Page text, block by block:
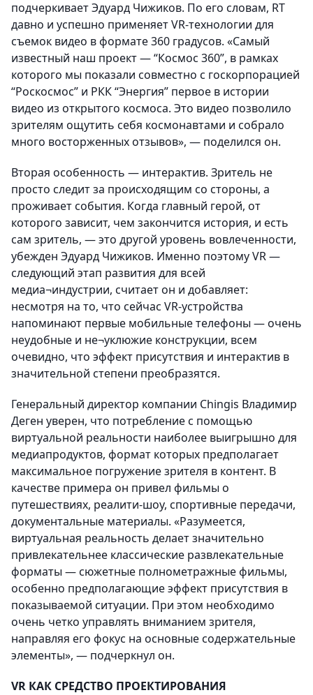
подчеркивает Эдуард Чижиков. По его словам, RT
давно и успешно применяет VR-технологии для
съемок видео в формате 360 градусов. «Самый
известный наш проект — “Космос 360”, в рамках
которого мы показали совместно с госкорпорацией
“Роскосмос” и РКК “Энергия” первое в истории
видео из открытого космоса. Это видео позволило
зрителям ощутить себя космонавтами и собрало
много восторженных отзывов», — поделился он.
Вторая особенность — интерактив. Зритель не
просто следит за происходящим со стороны, а
проживает события. Когда главный герой, от
которого зависит, чем закончится история, и есть
сам зритель, — это другой уровень вовлеченности,
убежден Эдуард Чижиков. Именно поэтому VR —
следующий этап развития для всей
медиа¬индустрии, считает он и добавляет:
несмотря на то, что сейчас VR-устройства
напоминают первые мобильные телефоны — очень
неудобные и не¬уклюжие конструкции, всем
очевидно, что эффект присутствия и интерактив в
значительной степени преобразятся.
Генеральный директор компании Chingis Владимир
Деген уверен, что потребление с помощью
виртуальной реальности наиболее выигрышно для
медиапродуктов, формат которых предполагает
максимальное погружение зрителя в контент. В
качестве примера он привел фильмы о
путешествиях, реалити-шоу, спортивные передачи,
документальные материалы. «Разумеется,
виртуальная реальность делает значительно
привлекательнее классические развлекательные
форматы — сюжетные полнометражные фильмы,
особенно предполагающие эффект присутствия в
показываемой ситуации. При этом необходимо
очень четко управлять вниманием зрителя,
направляя его фокус на основные содержательные
элементы», — подчеркнул он.
VR КАК СРЕДСТВО ПРОЕКТИРОВАНИЯ